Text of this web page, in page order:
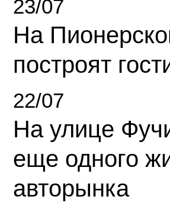
23/07
На
построят
22/07
На улице
еще одного
авторынка